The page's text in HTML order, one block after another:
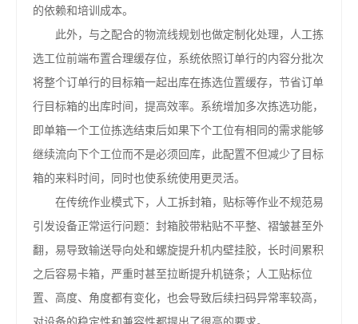
的依赖和培训成本。
此外，与之配合的物流线规划也做定制化处理，人工拣
选工位前端布置合理缓存位，系统依照订单行的内容分批次
将整个订单行的目标箱一起出库在拣选位置缓存，节省订单
行目标箱的出库时间，提高效率。系统增加多次拣选功能，
即单箱一个工位拣选结束后如果下个工位有相同的需求能够
继续流向下个工位而不是必须回库，此配置不但减少了目标
箱的来料时间，同时也使系统使用更灵活。
在传统作业模式下，人工拆封箱，贴标等作业不规范易
引发设备正常运行问题：封箱胶带粘贴不平整、褶皱甚至外
翻，易导致输送导向处和螺旋提升机内壁挂胶，长时间累积
之后容易卡箱，严重时甚至拉断提升机链条；人工贴标位
置、高度、角度都有变化，也会导致后续扫码异常率较高，